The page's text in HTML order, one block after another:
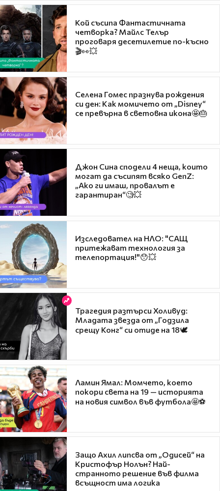
Кой съсипа Фантастичната
четворка? Майлс Телър
проговаря десетилетие по-късно
🎬👀💥
Селена Гомес празнува рождения
си ден: Как момичето от „Disney“
се превърна в световна икона🤩🎂
Джон Сина сподели 4 неща, които
могат да съсипят всяко GenZ:
„Ако ги имаш, провалът е
гарантиран“🧐💥
Изследовател на НЛО: "САЩ
притежават технология за
телепортация!"😯💥
Трагедия разтърси Холивуд:
Младата звезда от „Годзила
срещу Конг“ си отиде на 18🕊️
Ламин Ямал: Момчето, което
покори света на 19 — историята
на новия символ във футбола🤩⚽
Защо Ахил липсва от „Одисей“ на
Кристофър Нолън? Най-
странното решение във филма
всъщност има логика